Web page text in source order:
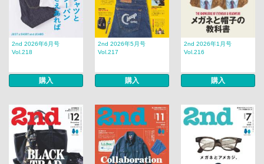
2nd 2026年6月号
Vol.218
購入
2nd 2026年5月号
Vol.217
購入
2nd 2026年1月号
Vol.216
購入